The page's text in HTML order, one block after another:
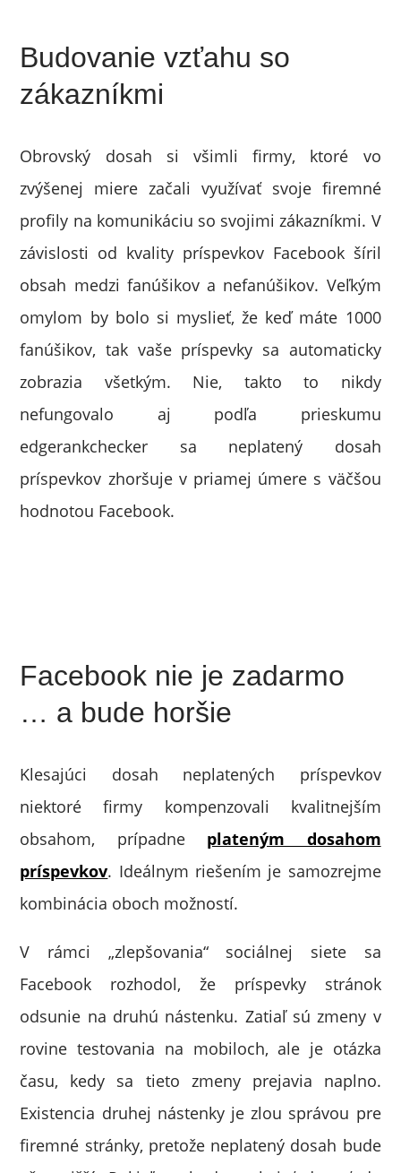
Budovanie vzťahu so
zákazníkmi
Obrovský dosah si všimli firmy, ktoré vo
zvýšenej miere začali využívať svoje firemné
profily na komunikáciu so svojimi zákazníkmi. V
závislosti od kvality príspevkov Facebook šíril
obsah medzi fanúšikov a nefanúšikov. Veľkým
omylom by bolo si myslieť, že keď máte 1000
fanúšikov, tak vaše príspevky sa automaticky
zobrazia všetkým. Nie, takto to nikdy
nefungovalo aj podľa prieskumu
edgerankchecker sa neplatený dosah
príspevkov zhoršuje v priamej úmere s väčšou
hodnotou Facebook.
Facebook nie je zadarmo
… a bude horšie
Klesajúci dosah neplatených príspevkov
niektoré firmy kompenzovali kvalitnejším
obsahom, prípadne plateným dosahom
príspevkov. Ideálnym riešením je samozrejme
kombinácia oboch možností.
V rámci „zlepšovania“ sociálnej siete sa
Facebook rozhodol, že príspevky stránok
odsunie na druhú nástenku. Zatiaľ sú zmeny v
rovine testovania na mobiloch, ale je otázka
času, kedy sa tieto zmeny prejavia naplno.
Existencia druhej nástenky je zlou správou pre
firemné stránky, pretože neplatený dosah bude